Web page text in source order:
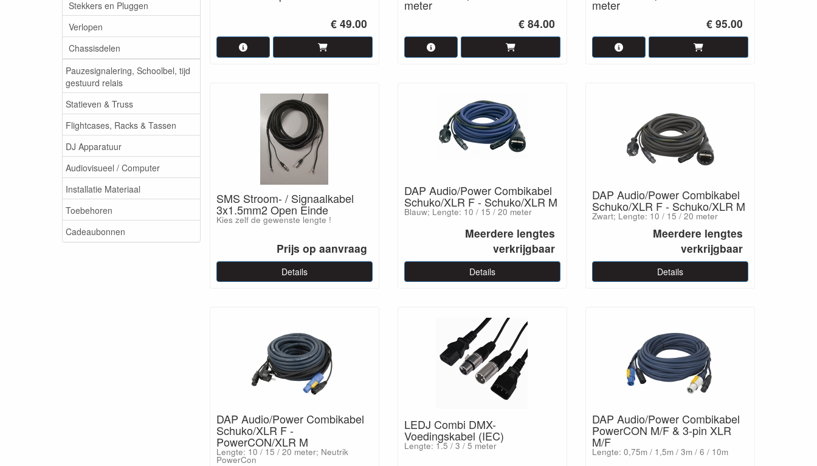
Stekkers en Pluggen
Verlopen
Chassisdelen
Pauzesignalering, Schoolbel, tijd
gestuurd relais
Statieven & Truss
Flightcases, Racks & Tassen
DJ Apparatuur
Audiovisueel / Computer
Installatie Materiaal
Toebehoren
Cadeaubonnen
€ 49.00
meter
€ 84.00
meter
€ 95.00
SMS Stroom- / Signaalkabel
3x1.5mm2 Open Einde
Kies zelf de gewenste lengte !
Prijs op aanvraag
Details
DAP Audio/Power Combikabel
Schuko/XLR F - Schuko/XLR M
Blauw; Lengte: 10 / 15 / 20 meter
Meerdere lengtes
verkrijgbaar
Details
DAP Audio/Power Combikabel
Schuko/XLR F - Schuko/XLR M
Zwart; Lengte: 10 / 15 / 20 meter
Meerdere lengtes
verkrijgbaar
Details
DAP Audio/Power Combikabel
Schuko/XLR F -
PowerCON/XLR M
Lengte: 10 / 15 / 20 meter; Neutrik
PowerCon
LEDJ Combi DMX-
Voedingskabel (IEC)
Lengte: 1.5 / 3 / 5 meter
DAP Audio/Power Combikabel
PowerCON M/F & 3-pin XLR
M/F
Lengte: 0,75m / 1,5m / 3m / 6 / 10m